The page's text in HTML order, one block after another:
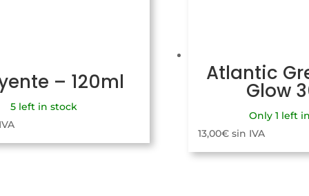
– 120ml
5 left in stock
Atlantic
Glow
Only 1 left
13,00€ sin IVA